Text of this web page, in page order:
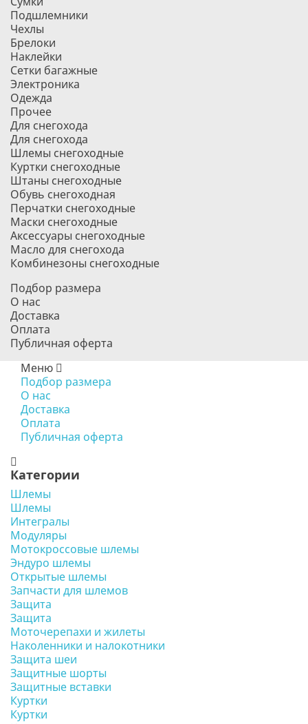
Подшлемники
Чехлы
Брелоки
Наклейки
Сетки багажные
Электроника
Одежда
Прочее
Для снегохода
Для снегохода
Шлемы снегоходные
Куртки снегоходные
Штаны снегоходные
Обувь снегоходная
Перчатки снегоходные
Маски снегоходные
Аксессуары снегоходные
Масло для снегохода
Комбинезоны снегоходные
Подбор размера
О нас
Доставка
Оплата
Публичная оферта
Меню
Подбор размера
О нас
Доставка
Оплата
Публичная оферта
Категории
Шлемы
Шлемы
Интегралы
Модуляры
Мотокроссовые шлемы
Эндуро шлемы
Открытые шлемы
Запчасти для шлемов
Защита
Защита
Моточерепахи и жилеты
Наколенники и налокотники
Защита шеи
Защитные шорты
Защитные вставки
Куртки
Куртки